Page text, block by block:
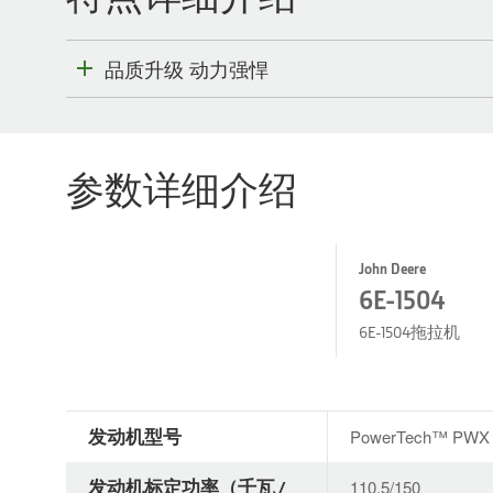
品质升级 动力强悍
参数详细介绍
John Deere
6E-1504
6E-1504拖拉机
发动机型号 PowerTech™ PWX
发动机标定功率（千瓦 / 110.5/150